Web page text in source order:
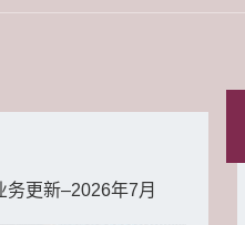
务更新–2026年7月